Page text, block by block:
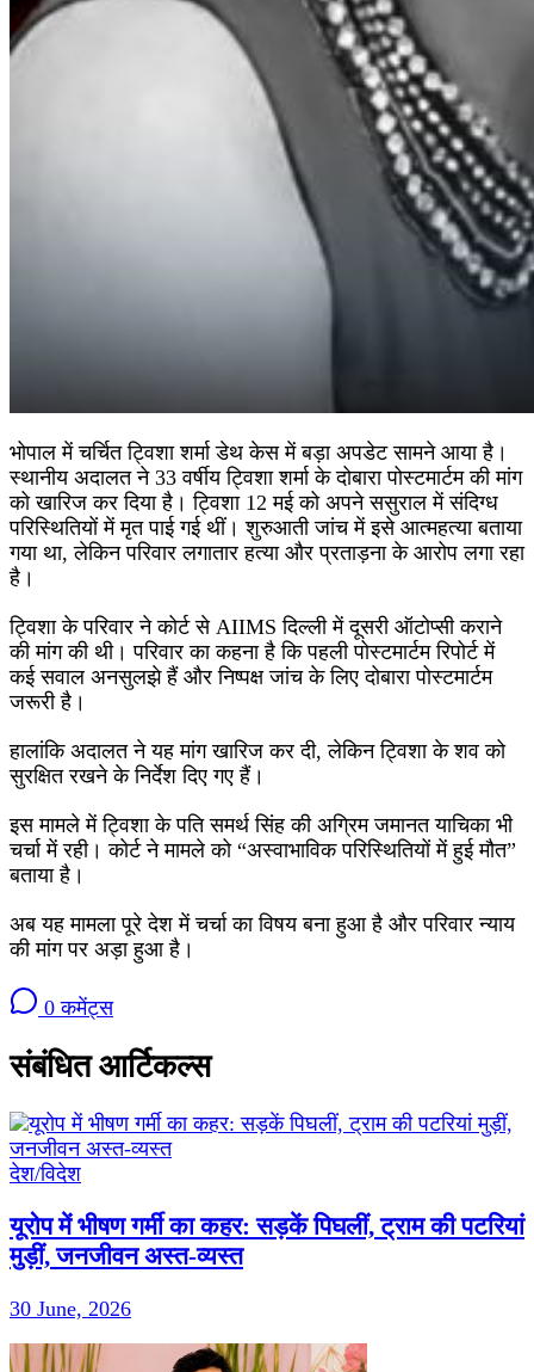
भोपाल में चर्चित ट्विशा शर्मा डेथ केस में बड़ा अपडेट सामने आया है।
स्थानीय अदालत ने 33 वर्षीय ट्विशा शर्मा के दोबारा पोस्टमार्टम की मांग
को खारिज कर दिया है। ट्विशा 12 मई को अपने ससुराल में संदिग्ध
परिस्थितियों में मृत पाई गई थीं। शुरुआती जांच में इसे आत्महत्या बताया
गया था, लेकिन परिवार लगातार हत्या और प्रताड़ना के आरोप लगा रहा
है।
ट्विशा के परिवार ने कोर्ट से AIIMS दिल्ली में दूसरी ऑटोप्सी कराने
की मांग की थी। परिवार का कहना है कि पहली पोस्टमार्टम रिपोर्ट में
कई सवाल अनसुलझे हैं और निष्पक्ष जांच के लिए दोबारा पोस्टमार्टम
जरूरी है।
हालांकि अदालत ने यह मांग खारिज कर दी, लेकिन ट्विशा के शव को
सुरक्षित रखने के निर्देश दिए गए हैं।
इस मामले में ट्विशा के पति समर्थ सिंह की अग्रिम जमानत याचिका भी
चर्चा में रही। कोर्ट ने मामले को “अस्वाभाविक परिस्थितियों में हुई मौत”
बताया है।
अब यह मामला पूरे देश में चर्चा का विषय बना हुआ है और परिवार न्याय
की मांग पर अड़ा हुआ है।
0 कमेंट्स
संबंधित आर्टिकल्स
देश/विदेश
यूरोप में भीषण गर्मी का कहर: सड़कें पिघलीं, ट्राम की पटरियां
मुड़ीं, जनजीवन अस्त-व्यस्त
30 June, 2026